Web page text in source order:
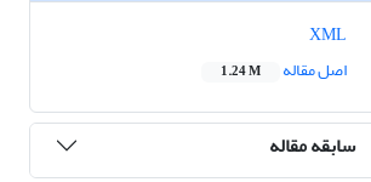
اصل مقاله
1.24 M
سابقه مقاله